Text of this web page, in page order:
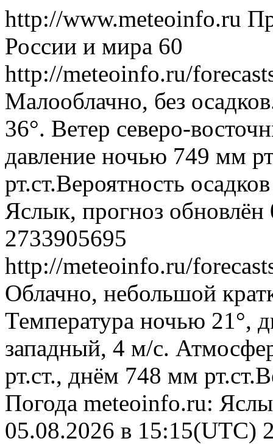
http://www.meteoinfo.ru
России и мира 60
http://meteoinfo.ru/
Малооблачно, без
36°. Ветер северо-
давление ночью 749 мм
рт.ст.Вероятность
Яслык, прогноз
2733905695
http://meteoinfo.ru/
Облачно, небольшой
Температура ночью 21°,
западный, 4 м/с.
рт.ст., днём 748 мм
Погода meteoinfo.ru:
05.08.2026 в 15:15(UTC)